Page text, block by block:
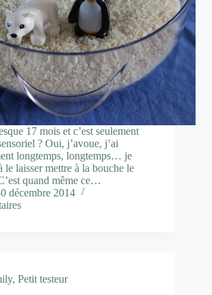
17 mois et c’est seulement
? Oui, j’avoue, j’ai
longtemps, longtemps… je
le laisser mettre à la bouche le
quand même ce…
décembre 2014
, Petit testeur